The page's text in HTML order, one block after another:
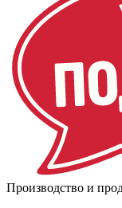
Производство и